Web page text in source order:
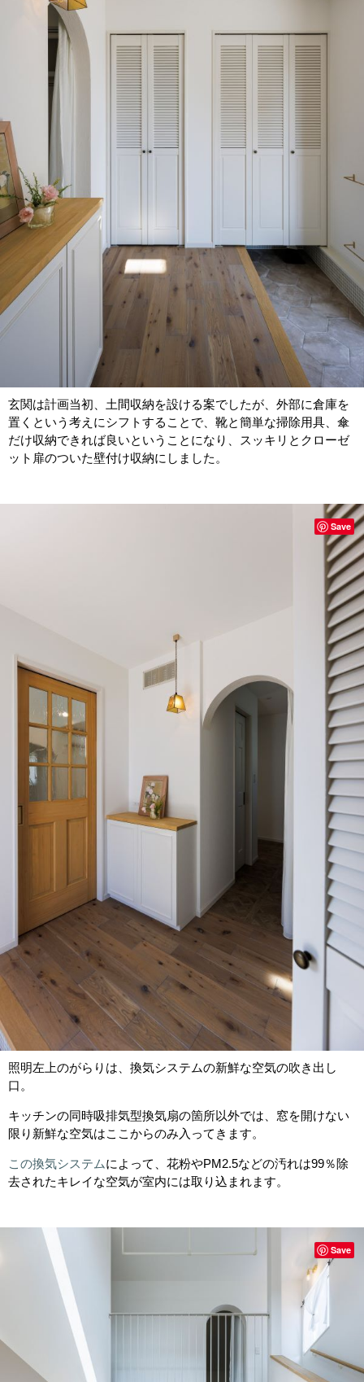
玄関は計画当初、土間収納を設ける案でしたが、外部に倉庫を
置くという考えにシフトすることで、靴と簡単な掃除用具、傘
だけ収納できれば良いということになり、スッキリとクローゼ
ット扉のついた壁付け収納にしました。
照明左上のがらりは、換気システムの新鮮な空気の吹き出し
口。
キッチンの同時吸排気型換気扇の箇所以外では、窓を開けない
限り新鮮な空気はここからのみ入ってきます。
この換気システムによって、花粉やPM2.5などの汚れは99％除
去されたキレイな空気が室内には取り込まれます。
Save
Save